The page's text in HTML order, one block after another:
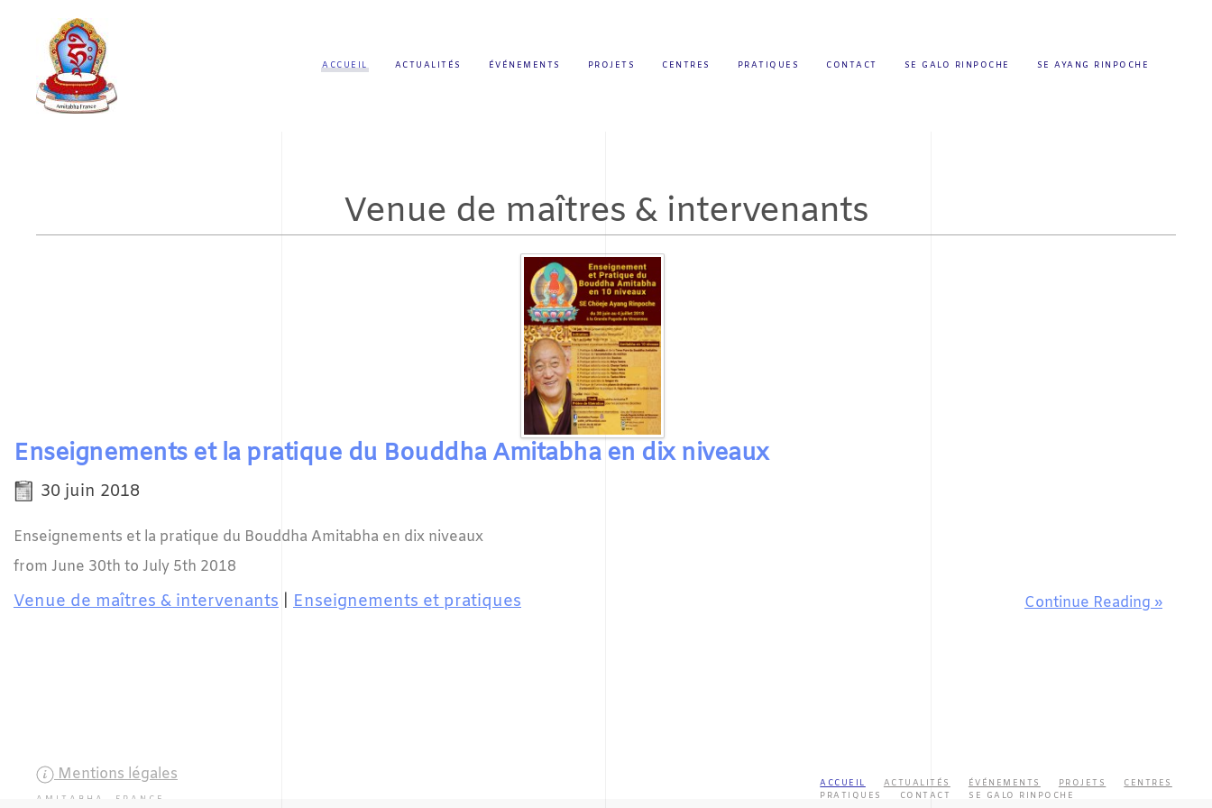
ACCUEIL ACTUALITÉS ÉVÉNEMENTS PROJETS CENTRES PRATIQUES CONTACT SE GALO RINPOCHE SE AYANG RINPOCHE
Venue de maîtres & intervenants
Enseignements et la pratique du Bouddha Amitabha en dix niveaux
30 juin 2018
Enseignements et la pratique du Bouddha Amitabha en dix niveaux
from June 30th to July 5th 2018
Venue de maîtres & intervenants Enseignements et pratiques Continue Reading »
Mentions légales
AMITABHA FRANCE
ACCUEIL ACTUALITÉS ÉVÉNEMENTS PROJETS
CENTRES
PRATIQUES
CONTACT
SE GALO RINPOCHE